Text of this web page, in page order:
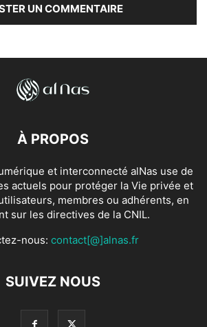
À PROPOS
et interconnecté alNas use de
actuels pour protéger la Vie privée et
membres ou adhérents, en
sur les directives de la CNIL.
nous: contact[@]alnas.fr
SUIVEZ NOUS